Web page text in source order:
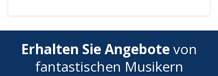
Erhalten Sie Angebotevon
fantastischen Musikern